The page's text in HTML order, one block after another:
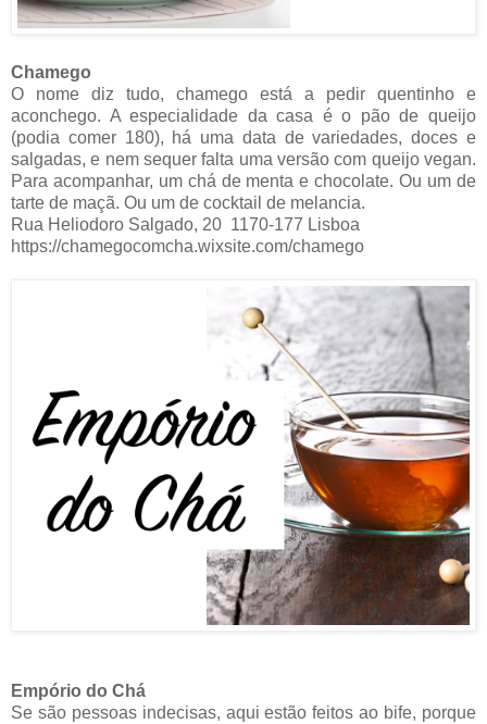
Chamego
O nome diz tudo, chamego está a pedir quentinho e
aconchego. A especialidade da casa é o pão de queijo
(podia comer 180), há uma data de variedades, doces e
salgadas, e nem sequer falta uma versão com queijo vegan.
Para acompanhar, um chá de menta e chocolate. Ou um de
tarte de maçã. Ou um de cocktail de melancia.
Rua Heliodoro Salgado, 20 1170-177 Lisboa
https://chamegocomcha.wixsite.com/chamego
Empório do Chá
Se são pessoas indecisas, aqui estão feitos ao bife, porque